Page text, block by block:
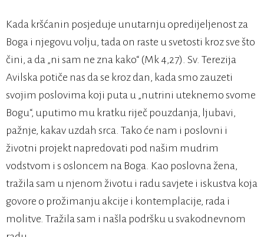
Kada kršćanin posjeduje unutarnju opredijeljenost za
Boga i njegovu volju, tada on raste u svetosti kroz sve što
čini, a da „ni sam ne zna kako“ (Mk 4,27). Sv. Terezija
Avilska potiče nas da se kroz dan, kada smo zauzeti
svojim poslovima koji puta u „nutrini uteknemo svome
Bogu“, uputimo mu kratku riječ pouzdanja, ljubavi,
pažnje, kakav uzdah srca. Tako će nam i poslovni i
životni projekt napredovati pod našim mudrim
vodstvom i s osloncem na Boga. Kao poslovna žena,
tražila sam u njenom životu i radu savjete i iskustva koja
govore o prožimanju akcije i kontemplacije, rada i
molitve. Tražila sam i našla podršku u svakodnevnom